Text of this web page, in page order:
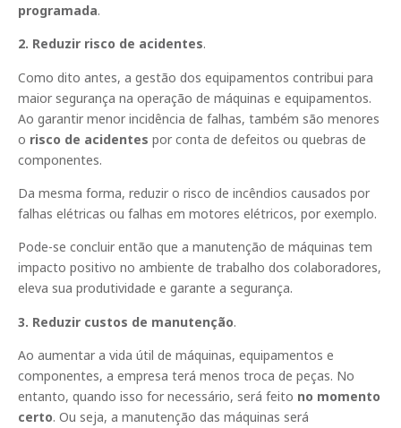
programada.
2. Reduzir risco de acidentes.
Como dito antes, a gestão dos equipamentos contribui para
maior segurança na operação de máquinas e equipamentos.
Ao garantir menor incidência de falhas, também são menores
o risco de acidentes por conta de defeitos ou quebras de
componentes.
Da mesma forma, reduzir o risco de incêndios causados por
falhas elétricas ou falhas em motores elétricos, por exemplo.
Pode-se concluir então que a manutenção de máquinas tem
impacto positivo no ambiente de trabalho dos colaboradores,
eleva sua produtividade e garante a segurança.
3. Reduzir custos de manutenção.
Ao aumentar a vida útil de máquinas, equipamentos e
componentes, a empresa terá menos troca de peças. No
entanto, quando isso for necessário, será feito no momento
certo. Ou seja, a manutenção das máquinas será